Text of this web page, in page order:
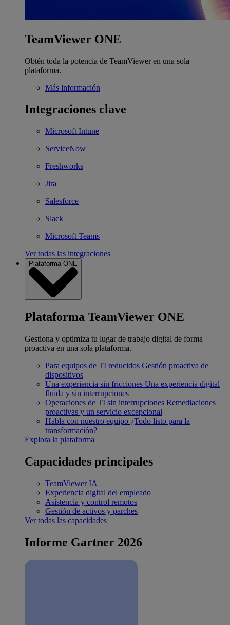
TeamViewer ONE
Obtén toda la potencia de TeamViewer en una sola
plataforma.
Más información
Integraciones clave
Microsoft Intune
ServiceNow
Freshworks
Jira
Salesforce
Slack
Microsoft Teams
Ver todas las integraciones
Plataforma ONE
Plataforma TeamViewer ONE
Gestiona y optimiza tu lugar de trabajo digital de forma
proactiva en una sola plataforma.
Para equipos de TI reducidos Gestión proactiva de
dispositivos
Una experiencia sin fricciones Una experiencia digital
fluida y sin interrupciones
Operaciones de TI sin interrupciones Remediaciones
proactivas y un servicio excepcional
Habla con nuestro equipo ¿Todo listo para la
transformación?
Explora la plataforma
Capacidades principales
TeamViewer IA
Experiencia digital del empleado
Asistencia y control remotos
Gestión de activos y parches
Ver todas las capacidades
Informe Gartner 2026